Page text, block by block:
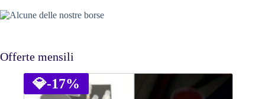
Offerte mensili
💎-17%